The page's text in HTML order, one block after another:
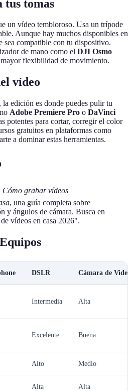
tus tomas
un vídeo tembloroso. Usa un trípode
Aunque hay muchos disponibles en
sea compatible con tu dispositivo.
de mano como el DJI Osmo
flexibilidad de movimiento.
vídeo
edición es donde puedes pulir tu
Adobe Premiere Pro o DaVinci
potentes para cortar, corregir el color
gratuitos en plataformas como
a dominar estas herramientas.
Cómo grabar vídeos
, una guía completa sobre
y ángulos de cámara. Busca en
vídeos en casa 2026".
DSLR Cámara de
Intermedia Alta
Excelente Buena
Alto Medio
Alta Alta